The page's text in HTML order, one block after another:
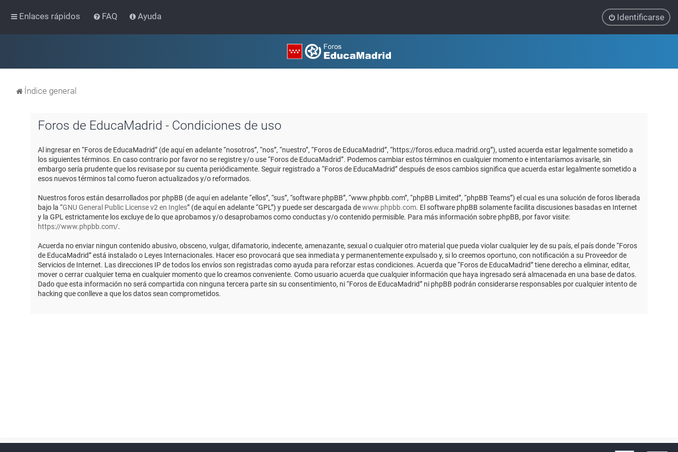
Enlaces rápidos FAQ Ayuda Identificarse
Índice general
Foros de EducaMadrid - Condiciones de uso
Al ingresar en “Foros de EducaMadrid” (de aquí en adelante “nosotros”, “nos”, “nuestro”, “Foros de EducaMadrid”, “https://foros.educa.madrid.org”), usted acuerda estar legalmente sometido a
los siguientes términos. En caso contrario por favor no se registre y/o use “Foros de EducaMadrid”. Podemos cambiar estos términos en cualquier momento e intentaríamos avisarle, sin
embargo sería prudente que los revisase por su cuenta periódicamente. Seguir registrado a “Foros de EducaMadrid” después de esos cambios significa que acuerda estar legalmente sometido a
esos nuevos términos tal como fueron actualizados y/o reformados.
Nuestros foros están desarrollados por phpBB (de aquí en adelante “ellos”, “sus”, “software phpBB”, “www.phpbb.com”, “phpBB Limited”, “phpBB Teams”) el cual es una solución de foros liberada
bajo la “GNU General Public License v2 en Ingles” (de aquí en adelante “GPL”) y puede ser descargada dewww.phpbb.com. El software phpBB solamente facilita discusiones basadas en Internet
y la GPL estrictamente los excluye de lo que aprobamos y/o desaprobamos como conductas y/o contenido permisible. Para más información sobre phpBB, por favor visite:
https://www.phpbb.com/.
Acuerda no enviar ningun contenido abusivo, obsceno, vulgar, difamatorio, indecente, amenazante, sexual o cualquier otro material que pueda violar cualquier ley de su país, el país donde “Foros
de EducaMadrid” está instalado o Leyes Internacionales. Hacer eso provocará que sea inmediata y permanentemente expulsado y, si lo creemos oportuno, con notificación a su Proveedor de
Servicios de Internet. Las direcciones IP de todos los envíos son registradas como ayuda para reforzar estas condiciones. Acuerda que “Foros de EducaMadrid” tiene derecho a eliminar, editar,
mover o cerrar cualquier tema en cualquier momento que lo creamos conveniente. Como usuario acuerda que cualquier información que haya ingresado será almacenada en una base de datos.
Dado que esta información no será compartida con ninguna tercera parte sin su consentimiento, ni “Foros de EducaMadrid” ni phpBB podrán considerarse responsables por cualquier intento de
hacking que conlleve a que los datos sean comprometidos.